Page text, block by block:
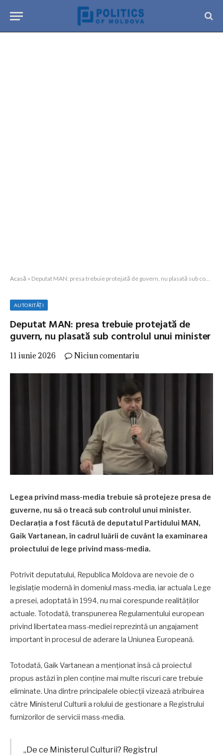
Acasă » Deputat MAN: presa trebuie protejată de guvern, nu plasată sub controlul unui minister
AUTORITĂȚI
Deputat MAN: presa trebuie protejată de
guvern, nu plasată sub controlul unui minister
11 iunie 2026 Niciun comentariu
Legea privind mass-media trebuie să protejeze presa de
guverne, nu să o treacă sub controlul unui minister.
Declarația a fost făcută de deputatul Partidului MAN,
Gaik Vartanean, în cadrul luării de cuvânt la examinarea
proiectului de lege privind mass-media.
Potrivit deputatului, Republica Moldova are nevoie de o
legislație modernă în domeniul mass-media, iar actuala Lege
a presei, adoptată în 1994, nu mai corespunde realităților
actuale. Totodată, transpunerea Regulamentului european
privind libertatea mass-mediei reprezintă un angajament
important în procesul de aderare la Uniunea Europeană.
Totodată, Gaik Vartanean a menționat însă că proiectul
propus astăzi în plen conține mai multe riscuri care trebuie
eliminate. Una dintre principalele obiecții vizează atribuirea
către Ministerul Culturii a rolului de gestionare a Registrului
furnizorilor de servicii mass-media.
„De ce Ministerul Culturii? Registrul